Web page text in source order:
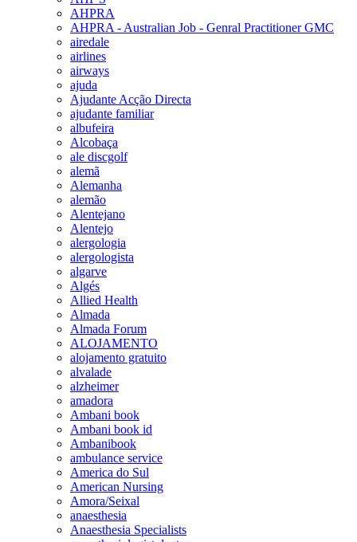
AHPRA
AHPRA - Australian Job - Genral Practitioner GMC
airedale
airlines
airways
ajuda
Ajudante Acção Directa
ajudante familiar
albufeira
Alcobaça
ale discgolf
alemã
Alemanha
alemão
Alentejano
Alentejo
alergologia
alergologista
algarve
Algés
Allied Health
Almada
Almada Forum
ALOJAMENTO
alojamento gratuito
alvalade
alzheimer
amadora
Ambani book
Ambani book id
Ambanibook
ambulance service
America do Sul
American Nursing
Amora/Seixal
anaesthesia
Anaesthesia Specialists